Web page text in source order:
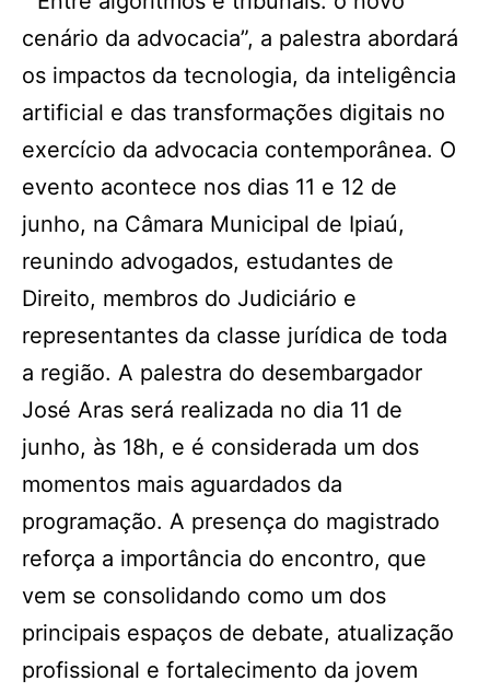
cenário da advocacia”, a palestra abordará
os impactos da tecnologia, da inteligência
artificial e das transformações digitais no
exercício da advocacia contemporânea. O
evento acontece nos dias 11 e 12 de
junho, na Câmara Municipal de Ipiaú,
reunindo advogados, estudantes de
Direito, membros do Judiciário e
representantes da classe jurídica de toda
a região. A palestra do desembargador
José Aras será realizada no dia 11 de
junho, às 18h, e é considerada um dos
momentos mais aguardados da
programação. A presença do magistrado
reforça a importância do encontro, que
vem se consolidando como um dos
principais espaços de debate, atualização
profissional e fortalecimento da jovem